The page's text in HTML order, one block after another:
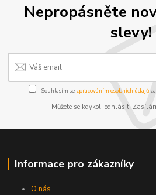
Nepropásněte
slevy!
Souhlasím se zpracováním osobních údajůza
Můžete se kdykoli odhlásit.
Informace pro zákazníky
O nás